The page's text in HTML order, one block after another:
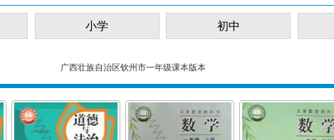
小学 初中
广西壮族自治区钦州市一年级课本版本